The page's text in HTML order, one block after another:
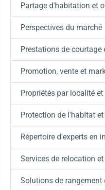
Partage d'habitation et
Perspectives du marché
Prestations de courtage
Promotion, vente et
Propriétés par localité
Protection de l'habitat
Répertoire d'experts en
Services de relocation
Solutions de rangement